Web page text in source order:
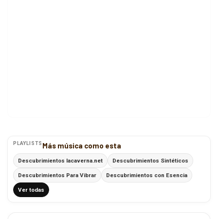
PLAYLISTS Más música como esta
Descubrimientos lacaverna.net Descubrimientos Sintéticos
Descubrimientos Para Vibrar Descubrimientos con Esencia
Ver todas